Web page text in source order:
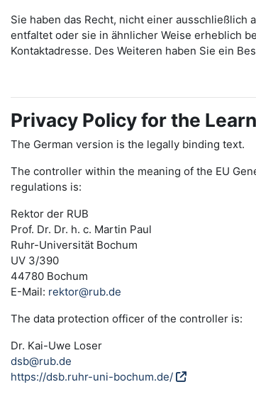
Sie haben das Recht, nicht einer
entfaltet oder sie in ähnlicher Weise erheblich
Kontaktadresse. Des Weiteren haben Sie ein
Privacy Policy for the
The German version is the legally binding text.
The controller within the meaning of the EU
regulations is:
Rektor der RUB
Prof. Dr. Dr. h. c. Martin Paul
Ruhr-Universität Bochum
UV 3/390
44780 Bochum
E-Mail: rektor@rub.de
The data protection officer of the controller is:
Dr. Kai-Uwe Loser
dsb@rub.de
https://dsb.ruhr-uni-bochum.de/